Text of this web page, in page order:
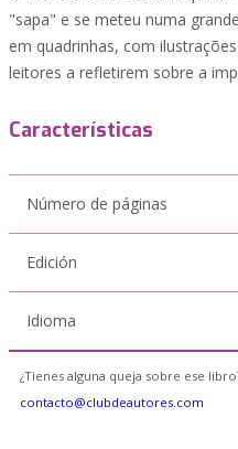
"sapa" e se meteu numa
em quadrinhas, com
leitores a refletirem sobre a
Características
Número de páginas
Edición
Idioma
¿Tienes alguna queja sobre ese
contacto@clubdeautores.com